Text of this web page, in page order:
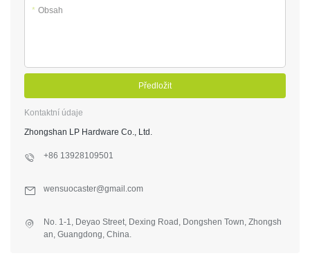
* Obsah
Předložit
Kontaktní údaje
Zhongshan LP Hardware Co., Ltd.
+86 13928109501
wensuocaster@gmail.com
No. 1-1, Deyao Street, Dexing Road, Dongshen Town, Zhongsh
an, Guangdong, China.